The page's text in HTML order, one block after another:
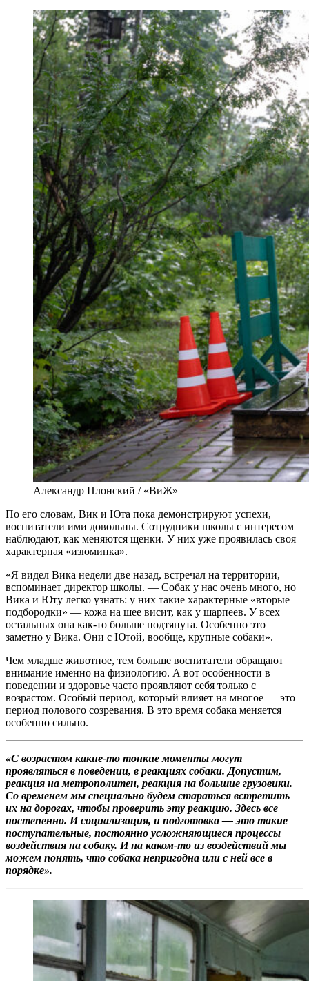
Александр Плонский / «ВиЖ»
По его словам, Вик и Юта пока демонстрируют успехи,
воспитатели ими довольны. Сотрудники школы с интересом
наблюдают, как меняются щенки. У них уже проявилась своя
характерная «изюминка».
«Я видел Вика недели две назад, встречал на территории, —
вспоминает директор школы. — Собак у нас очень много, но
Вика и Юту легко узнать: у них такие характерные «вторые
подбородки» — кожа на шее висит, как у шарпеев. У всех
остальных она как-то больше подтянута. Особенно это
заметно у Вика. Они с Ютой, вообще, крупные собаки».
Чем младше животное, тем больше воспитатели обращают
внимание именно на физиологию. А вот особенности в
поведении и здоровье часто проявляют себя только с
возрастом. Особый период, который влияет на многое — это
период полового созревания. В это время собака меняется
особенно сильно.
«С возрастом какие-то тонкие моменты могут
проявляться в поведении, в реакциях собаки. Допустим,
реакция на метрополитен, реакция на большие грузовики.
Со временем мы специально будем стараться встретить
их на дорогах, чтобы проверить эту реакцию. Здесь все
постепенно. И социализация, и подготовка — это такие
поступательные, постоянно усложняющиеся процессы
воздействия на собаку. И на каком-то из воздействий мы
можем понять, что собака непригодна или с ней все в
порядке».